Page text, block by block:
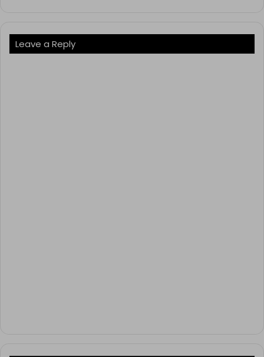
Leave a Reply